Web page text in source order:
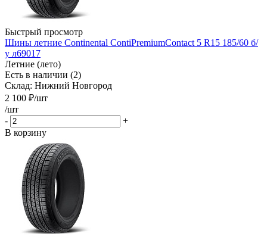
Быстрый просмотр
Шины летние Continental ContiPremiumContact 5 R15 185/60 б/
у л69017
Летние (лето)
Есть в наличии (2)
Склад: Нижний Новгород
2 100 ₽/шт
/шт
-
+
В корзину